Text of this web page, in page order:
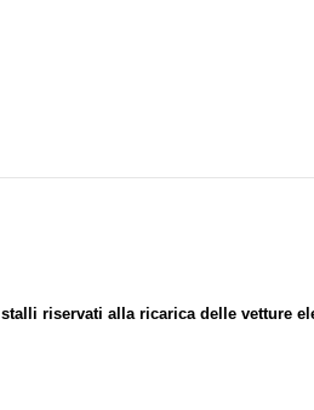
riservati alla ricarica delle vetture